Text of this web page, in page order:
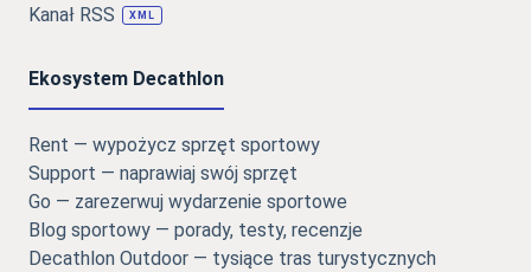
Kanał RSS
XML
Ekosystem Decathlon
Rent — wypożycz sprzęt sportowy
Support — naprawiaj swój sprzęt
Go — zarezerwuj wydarzenie sportowe
Blog sportowy — porady, testy, recenzje
Decathlon Outdoor — tysiące tras turystycznych